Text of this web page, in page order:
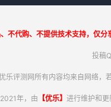
不代购、不提供技术支持，仅分
投稿
优乐评测网所有内容均来自网络
年，由 【优乐】 进行维护和